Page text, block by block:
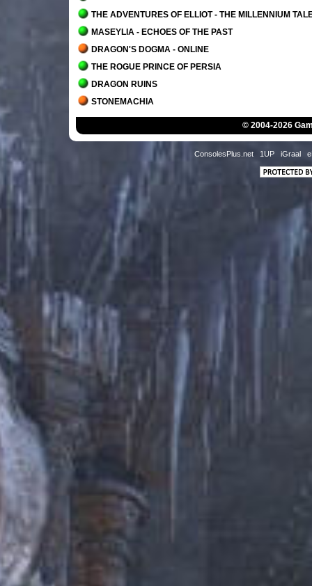
THE ADVENTURES OF ELLIOT - THE MILLENNIUM
MASEYLIA - ECHOES OF THE PAST
DRAGON'S DOGMA - ONLINE
THE ROGUE PRINCE OF PERSIA
DRAGON RUINS
STONEMACHIA
CRIMSON OATH
PRAGMATA
FLYKNIGHT
SANDS OF AURA
BLOODSTAINED - RITUAL OF THE NIGHT
© 2004-2026
ConsolesPlus.net 1UP iGraal